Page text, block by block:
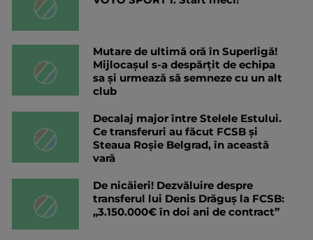
Mutare de ultimă oră în Superligă!
Mijlocașul s-a despărțit de echipa
sa și urmează să semneze cu un alt
club
Decalaj major între Stelele Estului.
Ce transferuri au făcut FCSB și
Steaua Roșie Belgrad, în această
vară
De nicăieri! Dezvăluire despre
transferul lui Denis Drăguș la FCSB:
„3.150.000€ în doi ani de contract”